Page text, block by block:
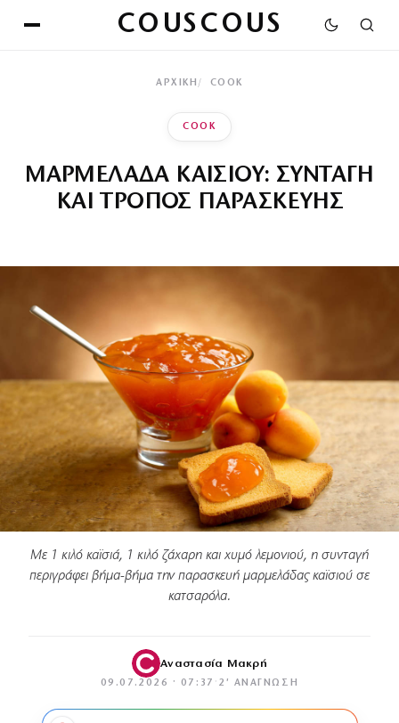
COUSCOUS
ΑΡΧΙΚΉ COOK
COOK
ΜΑΡΜΕΛΑΔΑ ΚΑΙΣΙΟΥ: ΣΥΝΤΑΓΗ
ΚΑΙ ΤΡΟΠΟΣ ΠΑΡΑΣΚΕΥΗΣ
Με 1 κιλό καϊσιά, 1 κιλό ζάχαρη και χυμό λεμονιού, η συνταγή
περιγράφει βήμα-βήμα την παρασκευή μαρμελάδας καϊσιού σε
κατσαρόλα.
Αναστασία Μακρή
09.07.2026 · 07:37 · 2′ ΑΝΆΓΝΩΣΗ